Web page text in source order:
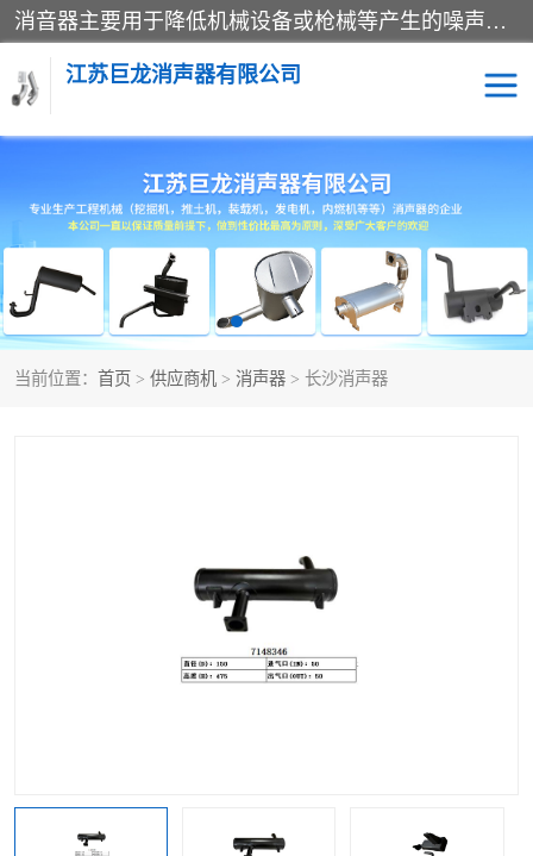
消音器主要用于降低机械设备或枪械等产生的噪声。它通过阻尼或增加排气面积来降低排气速度和功率，从而降低噪声。常见的消音器类型包括阻性消声器、抗性消声器、共振消声器以及阻抗复合式消声器等。这些消音器各有特点，适用于不同频率的噪声消除。
江苏巨龙消声器有限公司
当前位置： 首页 > 供应商机 > 消声器 > 长沙消声器
消声器